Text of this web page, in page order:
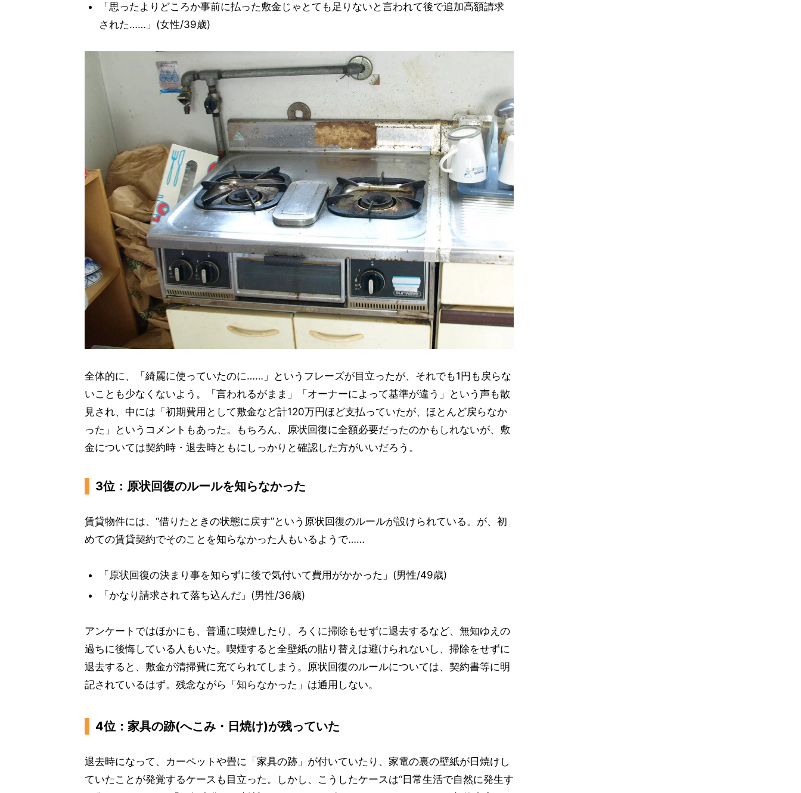
「思ったよりどころか事前に払った敷金じゃとても足りないと言われて後で追加高額請求
された……」(女性/39歳)
全体的に、「綺麗に使っていたのに……」というフレーズが目立ったが、それでも1円も戻らな
いことも少なくないよう。「言われるがまま」「オーナーによって基準が違う」という声も散
見され、中には「初期費用として敷金など計120万円ほど支払っていたが、ほとんど戻らなか
った」というコメントもあった。もちろん、原状回復に全額必要だったのかもしれないが、敷
金については契約時・退去時ともにしっかりと確認した方がいいだろう。
3位：原状回復のルールを知らなかった
賃貸物件には、“借りたときの状態に戻す”という原状回復のルールが設けられている。が、初
めての賃貸契約でそのことを知らなかった人もいるようで……
「原状回復の決まり事を知らずに後で気付いて費用がかかった」(男性/49歳)
「かなり請求されて落ち込んだ」(男性/36歳)
アンケートではほかにも、普通に喫煙したり、ろくに掃除もせずに退去するなど、無知ゆえの
過ちに後悔している人もいた。喫煙すると全壁紙の貼り替えは避けられないし、掃除をせずに
退去すると、敷金が清掃費に充てられてしまう。原状回復のルールについては、契約書等に明
記されているはず。残念ながら「知らなかった」は通用しない。
4位：家具の跡(へこみ・日焼け)が残っていた
退去時になって、カーペットや畳に「家具の跡」が付いていたり、家電の裏の壁紙が日焼けし
ていたことが発覚するケースも目立った。しかし、こうしたケースは“日常生活で自然に発生す